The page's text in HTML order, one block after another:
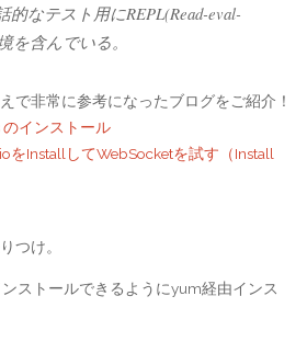
的なテスト用にREPL(Read-eval-
を含んでいる。
で非常に参考になったブログをご紹介！
のインストール
をInstallしてWebSocketを試す（Install
つけ。
ストールできるようにyum経由インス